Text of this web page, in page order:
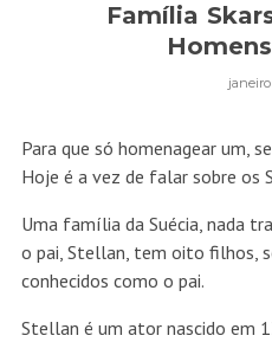
Família
janeiro
Para que só homenagear um,
Hoje é a vez de falar sobre os
Uma família da Suécia, nada
o pai, Stellan, tem oito filhos,
conhecidos como o pai.
Stellan é um ator nascido em